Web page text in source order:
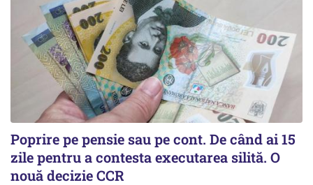
Poprire pe pensie sau pe cont. De când ai 15
zile pentru a contesta executarea silită. O
nouă decizie CCR